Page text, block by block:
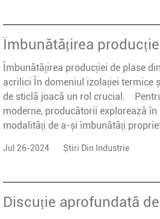
Îmbunătățirea producției de plase
acrilici În domeniul izolației termice
de sticlă joacă un rol crucial.
moderne, producătorii explorează
modalități de a-și îmbunătăți
Jul 26-2024 Știri Din Industrie